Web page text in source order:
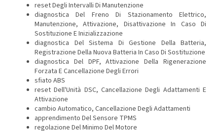
reset Degli Intervalli Di Manutenzione
diagnostica Del Freno Di Stazionamento Elettrico,
Manutenzione, Attivazione, Disattivazione In Caso Di
Sostituzione E Inizializzazione
diagnostica Del Sistema Di Gestione Della Batteria,
Registrazione Della Nuova Batteria In Caso Di Sostituzione
diagnostica Del DPF, Attivazione Della Rigenerazione
Forzata E Cancellazione Degli Errori
sfiato ABS
reset Dell'Unità DSC, Cancellazione Degli Adattamenti E
Attivazione
cambio Automatico, Cancellazione Degli Adattamenti
apprendimento Del Sensore TPMS
regolazione Del Minimo Del Motore